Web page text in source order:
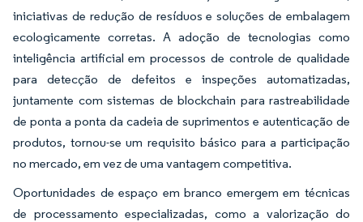
iniciativas de redução de resíduos e soluções de embalagem
ecologicamente corretas. A adoção de tecnologias como
inteligência artificial em processos de controle de qualidade
para detecção de defeitos e inspeções automatizadas,
juntamente com sistemas de blockchain para rastreabilidade
de ponta a ponta da cadeia de suprimentos e autenticação de
produtos, tornou-se um requisito básico para a participação
no mercado, em vez de uma vantagem competitiva.
Oportunidades de espaço em branco emergem em técnicas
de processamento especializadas, como a valorização do